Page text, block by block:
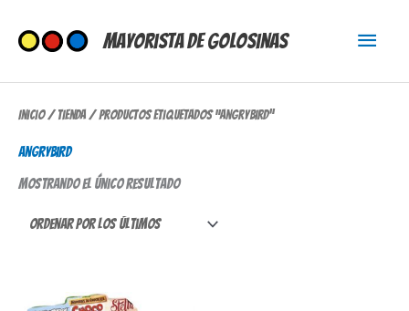
contenido
Mayorista de Golosinas
Menú
Inicio/Tienda/ Productos etiquetados “angrybird”
angrybird
Mostrando el único resultado